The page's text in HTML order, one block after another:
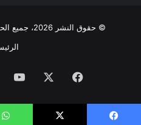
© حقوق النشر 2026، جميع الحقوق محفوظة |
فيسبوك